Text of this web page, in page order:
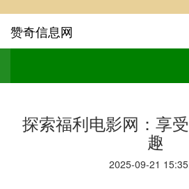
赞奇信息网
探索福利电影网：享
趣
2025-09-21